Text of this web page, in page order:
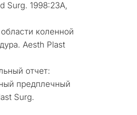
Surg. 1998:23A,
коленной
Aesth Plast
отчет:
предплечный
Surg.